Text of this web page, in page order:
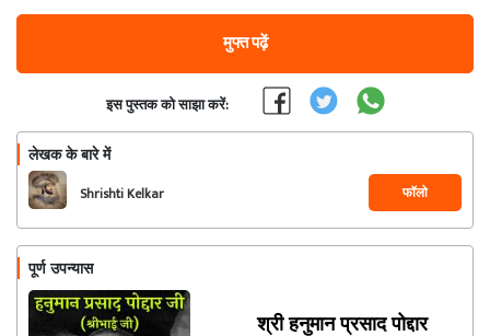
मुफ्त पढ़ें
इस पुस्तक को साझा करें:
लेखक के बारे में
Shrishti Kelkar फॉलो
पूर्ण उपन्यास
श्री हनुमान प्रसाद पोद्दार